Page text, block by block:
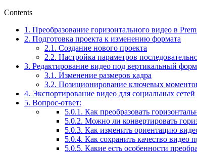
Contents
1. Преобразование горизонтального видео в
2. Подготовка проекта к изменению формата
2.1. Создание нового проекта
2.2. Настройка параметров
3. Редактирование видео под вертикальный
3.1. Изменение размеров кадра
3.2. Позиционирование ключевых
4. Экспортирование видео для социальных сетей
5. Вопрос-ответ:
5.0.1. Как преобразовать
5.0.2. Можно ли конвертировать
5.0.3. Как изменить ориентацию
5.0.4. Как сохранить качество видео
5.0.5. Какие есть особенности